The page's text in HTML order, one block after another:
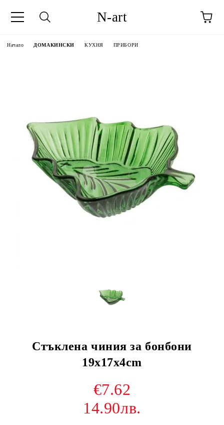
N-art
Начало ДОМАКИНСКИ КУХНЯ ПРИБОРИ
Стъклена чиния за бонбони
19x17x4cm
€7.62
14.90лв.